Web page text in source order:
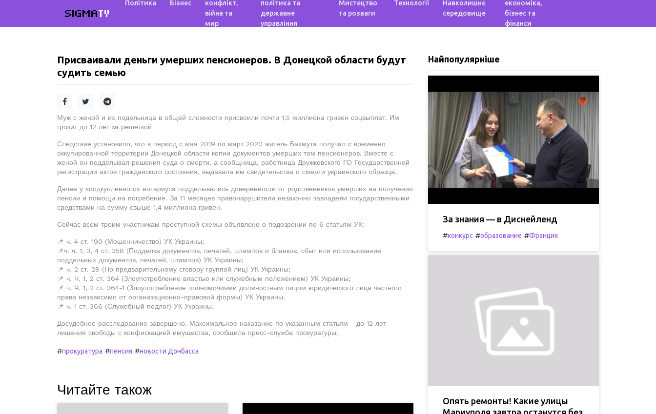
SIGMATV
Політика Бізнес
конфлікт,
війна та
мир
політика та
державне
управління
Мистецтво
та розваги
Технології
Навколишнє
середовище
економіка,
бізнес та
фінанси
Присваивали деньги умерших пенсионеров. В Донецкой области будут
судить семью
Муж с женой и их подельница в общей сложности присвоили почти 1,5 миллиона гривен соцвыплат. Им
грозит до 12 лет за решеткой
Следствие установило, что в период с мая 2019 по март 2020 житель Бахмута получал с временно
оккупированной территории Донецкой области копии документов умерших там пенсионеров. Вместе с
женой он подделывал решения суда о смерти, а сообщница, работница Дружковского ГО Государственной
регистрации актов гражданского состояния, выдавала им свидетельства о смерти украинского образца.
Далее у «подкупленного» нотариуса подделывались доверенности от родственников умерших на получении
пенсии и помощи на погребение. За 11 месяцев правонарушители незаконно завладели государственными
средствами на сумму свыше 1,4 миллиона гривен.
Сейчас всем троим участникам преступной схемы объявлено о подозрении по 6 статьям УК:
📌 ч. 4 ст. 190 (Мошенничество) УК Украины;
📌ч. ч. 1, 3, 4 ст. 358 (Подделка документов, печатей, штампов и бланков, сбыт или использование
поддельных документов, печатей, штампов) УК Украины;
📌 ч. 2 ст. 28 (По предварительному сговору группой лиц) УК Украины;
📌 ч. Ч. 1, 2 ст. 364 (Злоупотребление властью или служебным положением) УК Украины;
📌 ч. Ч. 1, 2 ст. 364-1 (Злоупотребление полномочиями должностным лицом юридического лица частного
права независимо от организационно-правовой формы) УК Украины.
📌 ч. 1 ст. 366 (Служебный подлог) УК Украины.
Досудебное расследование завершено. Максимальное наказание по указанным статьям - до 12 лет
лишения свободы с конфискацией имущества, сообщила пресс-служба прокуратуры.
#прокуратура #пенсия #новости Донбасса
Читайте також
Найпопулярніше
За знания — в Диснейленд
#конкурс #образование #Франция
Опять ремонты! Какие улицы
Мариуполя завтра останутся без